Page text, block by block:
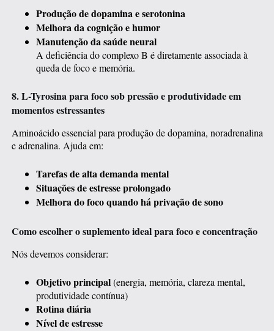
Produção de dopamina e serotonina
Melhora da cognição e humor
Manutenção da saúde neural
A deficiência do complexo B é diretamente associada à
queda de foco e memória.
8. L-Tyrosina para foco sob pressão e produtividade em
momentos estressantes
Aminoácido essencial para produção de dopamina, noradrenalina
e adrenalina. Ajuda em:
Tarefas de alta demanda mental
Situações de estresse prolongado
Melhora do foco quando há privação de sono
Como escolher o suplemento ideal para foco e concentração
Nós devemos considerar:
Objetivo principal(energia, memória, clareza mental,
produtividade contínua)
Rotina diária
Nível de estresse